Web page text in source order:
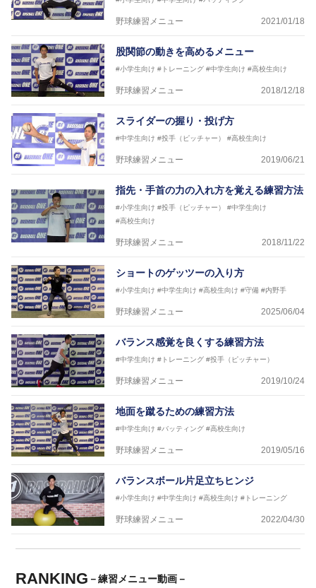
野球練習メニュー 2021/01/18
股関節の動きを高めるメニュー
#小学生向け #トレーニング #中学生向け #高校生向け
野球練習メニュー 2018/12/18
スライダーの握り・投げ方
#中学生向け #投手（ピッチャー） #高校生向け
野球練習メニュー 2019/06/21
指先・手首の力の入れ方を覚える練習方法
#小学生向け #投手（ピッチャー）
#中学生向け
#高校生向け
野球練習メニュー 2018/11/22
ショートのゲッツーの入り方
#小学生向け #中学生向け #高校生向け #守備 #内野手
野球練習メニュー 2025/06/04
バランス感覚を良くする練習方法
#中学生向け #トレーニング #投手（ピッチャー）
野球練習メニュー 2019/10/24
地面を蹴るための練習方法
#中学生向け #バッティング #高校生向け
野球練習メニュー 2019/05/16
バランスボール片足立ちヒンジ
#小学生向け #中学生向け #高校生向け #トレーニング
野球練習メニュー 2022/04/30
RANKING －練習メニュー動画－